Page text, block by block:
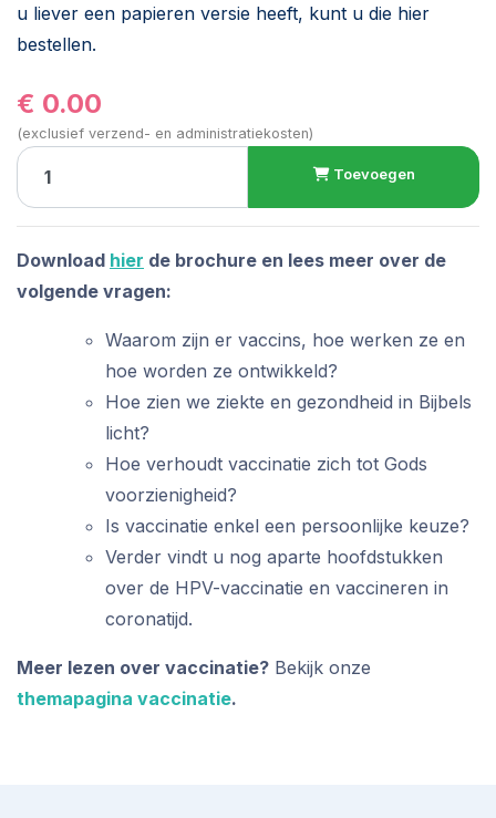
u liever een papieren versie heeft, kunt u die hier
bestellen.
€ 0.00
(exclusief verzend- en administratiekosten)
Toevoegen
Download hier de brochure en lees meer over de
volgende vragen:
Waarom zijn er vaccins, hoe werken ze en
hoe worden ze ontwikkeld?
Hoe zien we ziekte en gezondheid in Bijbels
licht?
Hoe verhoudt vaccinatie zich tot Gods
voorzienigheid?
Is vaccinatie enkel een persoonlijke keuze?
Verder vindt u nog aparte hoofdstukken
over de HPV-vaccinatie en vaccineren in
coronatijd.
Meer lezen over vaccinatie? Bekijk onze
themapagina vaccinatie.